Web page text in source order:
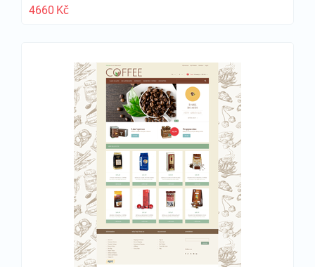
4660 Kč